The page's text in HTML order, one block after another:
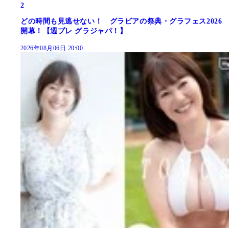
2
どの時間も見逃せない！ グラビアの祭典・グラフェス2026
開幕！【週プレ グラジャパ！】
2026年08月06日 20:00